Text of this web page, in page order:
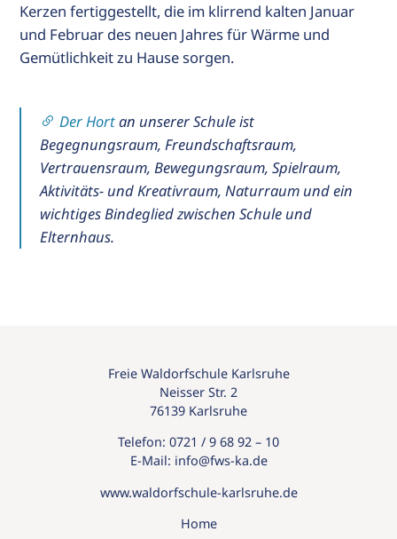
Kerzen fertiggestellt, die im klirrend kalten Januar
und Februar des neuen Jahres für Wärme und
Gemütlichkeit zu Hause sorgen.
Der Hortan unserer Schule ist
Begegnungsraum, Freundschaftsraum,
Vertrauensraum, Bewegungsraum, Spielraum,
Aktivitäts- und Kreativraum, Naturraum und ein
wichtiges Bindeglied zwischen Schule und
Elternhaus.
Freie Waldorfschule Karlsruhe
Neisser Str. 2
76139 Karlsruhe
Telefon: 0721 / 9 68 92 – 10
E-Mail: info@fws-ka.de
www.waldorfschule-karlsruhe.de
Home